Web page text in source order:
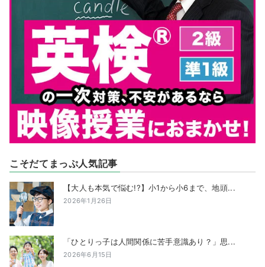
こそだてまっぷ人気記事
【大人も本気で悩む!?】小1から小6まで、地頭...
2026年1月26日
「ひとりっ子は人間関係に苦手意識あり？」思...
2026年6月15日